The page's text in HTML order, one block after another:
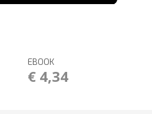
EBOOK
€ 4,34